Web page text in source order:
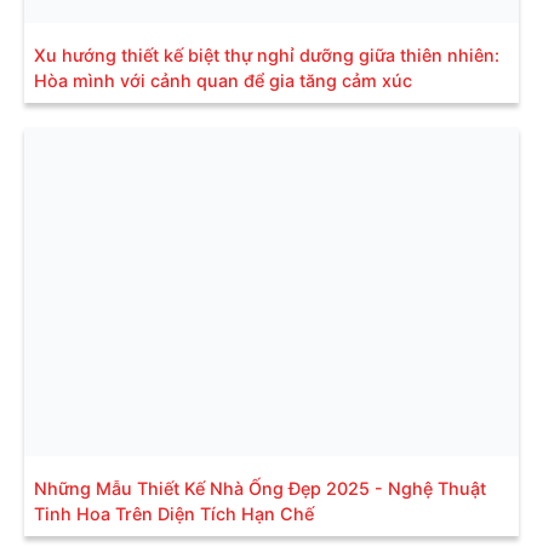
Xu hướng thiết kế biệt thự nghỉ dưỡng giữa thiên nhiên:
Hòa mình với cảnh quan để gia tăng cảm xúc
Những Mẫu Thiết Kế Nhà Ống Đẹp 2025 - Nghệ Thuật
Tinh Hoa Trên Diện Tích Hạn Chế